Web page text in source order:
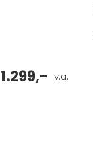
v.a.
1.299,-